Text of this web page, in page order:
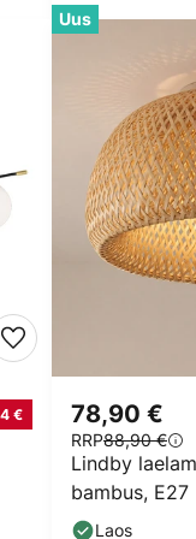
€
Uus
Lindby
bambus, E27
78,90 €
RRP88,90 €
Laos